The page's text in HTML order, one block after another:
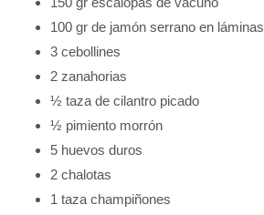
100 gr de jamón serrano en láminas
3 cebollines
2 zanahorias
½ taza de cilantro picado
½ pimiento morrón
5 huevos duros
2 chalotas
1 taza champiñones